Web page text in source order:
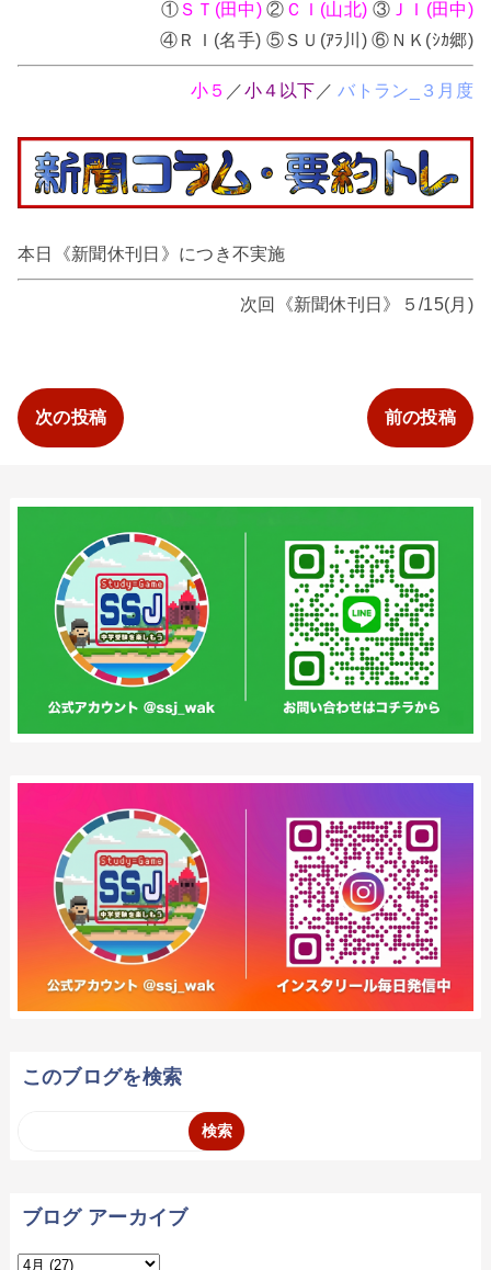
①ＳＴ(田中)② ＣＩ(山北) ③ ＪＩ(田中)
④ＲＩ(名手) ⑤ＳＵ(ｱﾗ川) ⑥ＮＫ(ｼｶ郷)
小５ ／小４以下 ／バトラン_３月度
本日《新聞休刊日》につき不実施
次回《新聞休刊日》５/15(月)
次の投稿 前の投稿
このブログを検索
ブログ アーカイブ